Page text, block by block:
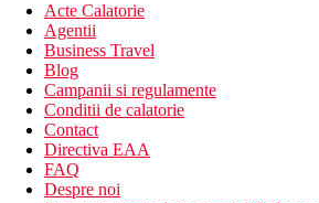
Acte Calatorie
Agentii
Business Travel
Blog
Campanii si regulamente
Conditii de calatorie
Contact
Directiva EAA
FAQ
Despre noi